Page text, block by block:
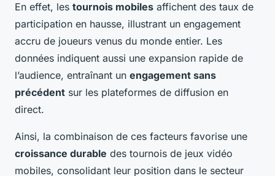
En effet, les tournois mobiles affichent des taux de
participation en hausse, illustrant un engagement
accru de joueurs venus du monde entier. Les
données indiquent aussi une expansion rapide de
l’audience, entraînant un engagement sans
précédent sur les plateformes de diffusion en
direct.
Ainsi, la combinaison de ces facteurs favorise une
croissance durable des tournois de jeux vidéo
mobiles, consolidant leur position dans le secteur